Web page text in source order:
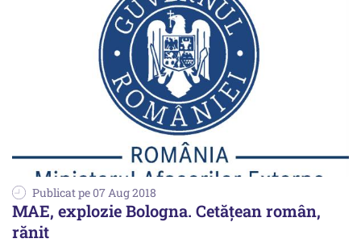
Publicat pe 07 Aug 2018
MAE, explozie Bologna. Cetăţean român,
rănit